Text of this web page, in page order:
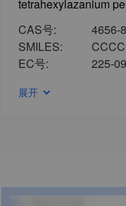
CAS号:
4656-
SMILES:
EC号:
225-
展开